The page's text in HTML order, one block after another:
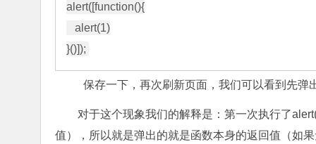
alert([function(){
保存一下，再次刷新页面，我们可以看到先弹
对于这个现象我们的解释是：第一次执行了
值），所以就是弹出的就是函数本身的返回值（如